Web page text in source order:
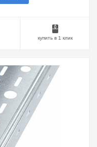
купить в 1 клик